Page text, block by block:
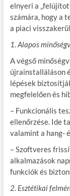
elnyeri a
számára, hogy a
a piaci
1. Alapos
A végső
újrainstalláláson
lépések
megfelelően és
– Funkcionális
ellenőrzése. Ide
valamint a hang-
– Szoftveres
alkalmazások
funkciók és
2. Esztétikai